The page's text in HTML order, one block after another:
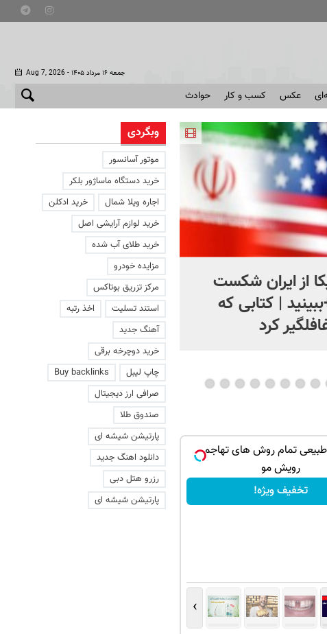
Aug 7, 2026 - جمعه ۱۶ مرداد ۱۴۰۵
عکس کسب و کار حوادث
از ایران شکست
| کتابی که
کرد
استقبال از اردوغان در
عربستان + فیلم
تمام روش های تهاجمی
رویش مو
تخفیف ویژه!
›
وبگردی
موتور آسانسور
خرید دستگاه ماساژور بلکر
اجاره ویلا شمال
خرید ادکلن
خرید لوازم آرایشی اصل
خرید طلای آب شده
مزایده خودرو
مرکز تزریق بوتاکس
استند تسلیت
اخذ رتبه
آهنگ جدید
خرید دوچرخه برقی
چاپ لیبل
Buy backlinks
صرافی ارز دیجیتال
صندوق طلا
پارتیشن شیشه ای
دانلود اهنگ جدید
رزرو هتل دبی
پارتیشن شیشه ای